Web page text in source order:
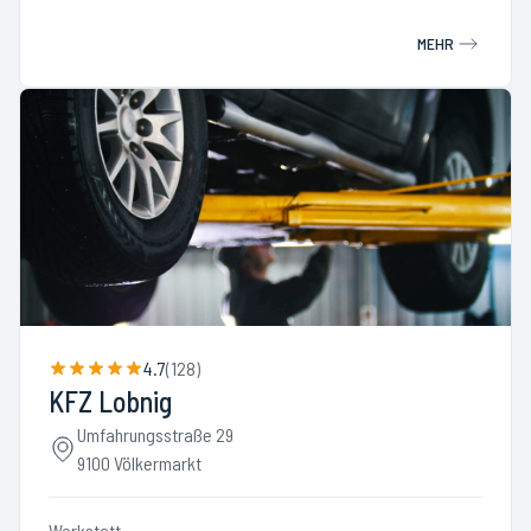
MEHR
4.7(128)
KFZ Lobnig
Umfahrungsstraße 29
9100 Völkermarkt